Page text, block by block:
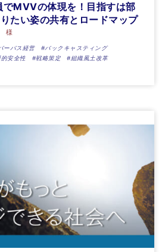
でMVVの体現を！目指すは部
たい姿の共有とロードマップ
様
ーパス経営
#バックキャスティング
安全性 #戦略策定
#組織風土改革